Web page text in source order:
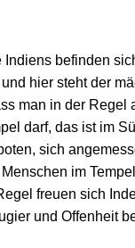
Indiens befinden
hier steht der
man in der Regel
darf, das ist im
sich
im
freuen sich
und Offenheit